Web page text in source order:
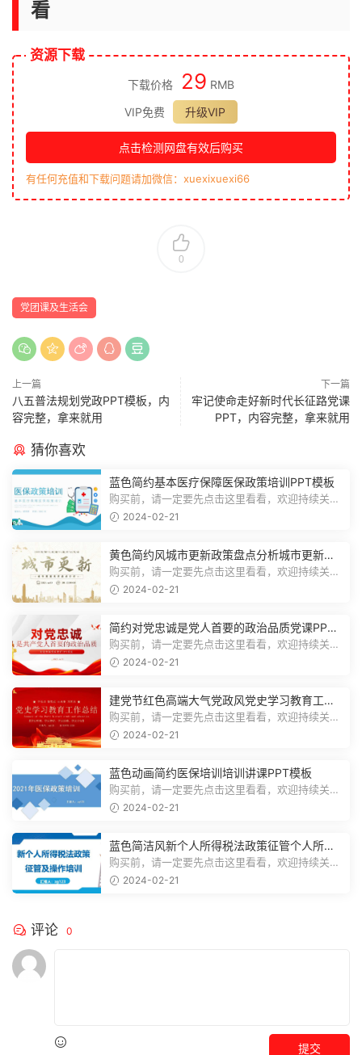
看
资源下载
下载价格 29 RMB
VIP免费
升级VIP
点击检测网盘有效后购买
有任何充值和下载问题请加微信：xuexixuexi66
0
党团课及生活会
上一篇
八五普法规划党政PPT模板，内
容完整，拿来就用
下一篇
牢记使命走好新时代长征路党课
PPT，内容完整，拿来就用
猜你喜欢
蓝色简约基本医疗保障医保政策培训PPT模板
购买前，请一定要先点击这里看看，欢迎持续关
注，精彩模板每天推送预览结束，一共2...
2024-02-21
黄色简约风城市更新政策盘点分析城市更新宣
传PPT模板
购买前，请一定要先点击这里看看，欢迎持续关
注，精彩模板每天推送预览结束，一共1...
2024-02-21
简约对党忠诚是党人首要的政治品质党课PPT
模板
购买前，请一定要先点击这里看看，欢迎持续关
注，精彩模板每天推送预览结束，一共1...
2024-02-21
建党节红色高端大气党政风党史学习教育工作
总结主题PPT模板
购买前，请一定要先点击这里看看，欢迎持续关
注，精彩模板每天推送预览结束，一共2...
2024-02-21
蓝色动画简约医保培训培训讲课PPT模板
购买前，请一定要先点击这里看看，欢迎持续关
注，精彩模板每天推送预览结束，一共3...
2024-02-21
蓝色简洁风新个人所得税法政策征管个人所得
税PPT模板
购买前，请一定要先点击这里看看，欢迎持续关
注，精彩模板每天推送预览结束，一共7...
2024-02-21
评论 0
提交